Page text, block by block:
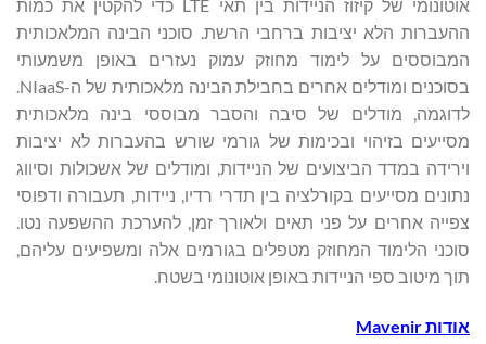
אוטונומי של קיזוז הניידות בין תאי LTE כדי להקטין את כמות
ההעברות הלא יציבות ברחבי הרשת. סוכני הבינה המלאכותית
המבוססים על לימוד מחוזק עמוק נעזרים באופן משמעותי
בסוכנים ומודלים אחרים בחבילת הבינה מלאכותית של ה-NIaaS.
לדוגמה, מודלים של סיבה והסבר מבוססי בינה מלאכותית
מסייעים בזיהוי ובכימות של גורמי שורש בהעברות לא יציבות
וירידה במדד הביצועים של הניידות, ומודלים של אשכולות וסיווג
נתונים מסייעים בקורלציה בין תדרי רדיו, ניידות, תעבורה ודפוסי
צפייה אחרים על פני תאים ולאורך זמן, להערכת ההשפעה נטו.
סוכני הלימוד המחוזק מטפלים בגורמים אלה ומשפיעים עליהם,
תוך מיטוב ספי הניידות באופן אוטונומי בשטח.
אודותMavenir